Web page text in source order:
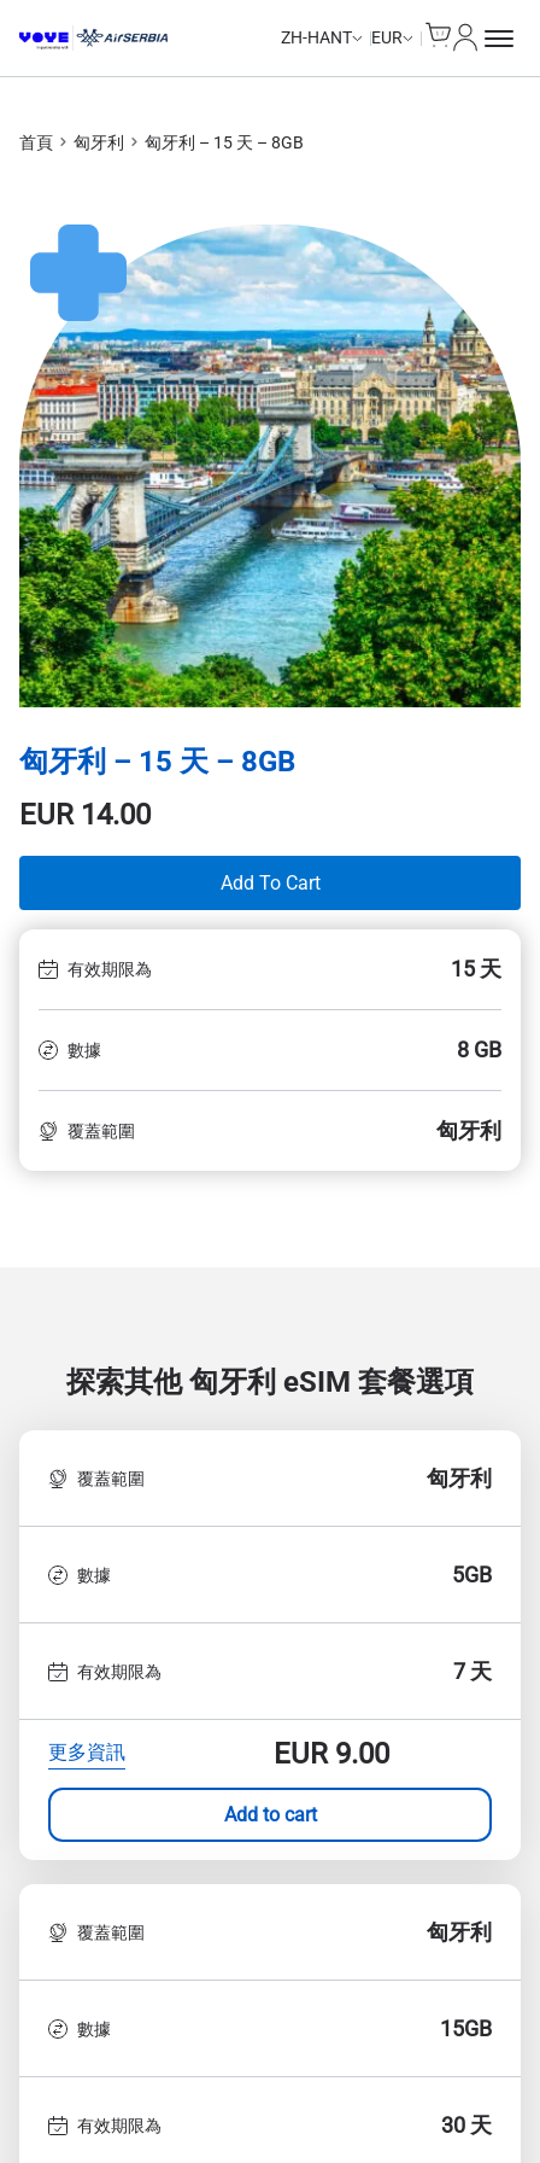
ZH-HANT EUR
首頁 匈牙利 匈牙利 – 15 天 – 8GB
匈牙利 – 15 天 – 8GB
EUR14.00
Add To Cart
有效期限為 15 天
數據 8 GB
覆蓋範圍 匈牙利
探索其他 匈牙利 eSIM 套餐選項
覆蓋範圍 匈牙利
數據 5GB
有效期限為 7 天
更多資訊 EUR9.00
Add to cart
覆蓋範圍 匈牙利
數據 15GB
有效期限為 30 天